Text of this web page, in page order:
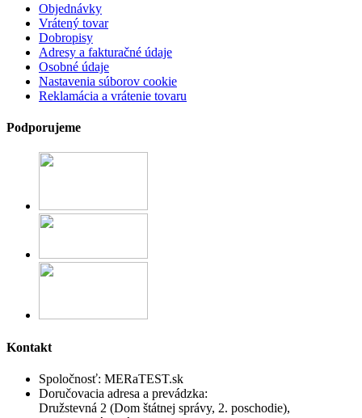
Objednávky
Vrátený tovar
Dobropisy
Adresy a fakturačné údaje
Osobné údaje
Nastavenia súborov cookie
Reklamácia a vrátenie tovaru
Podporujeme
Kontakt
Spoločnosť: MERaTEST.sk
Doručovacia adresa a prevádzka:
Družstevná 2 (Dom štátnej správy, 2. poschodie),